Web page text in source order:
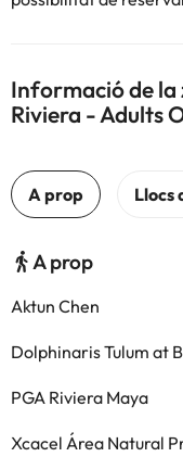
Informació de la
Riviera - Adults
A prop
Aktun Chen
Dolphinaris Tulum at
PGA Riviera Maya
Xcacel Área Natural